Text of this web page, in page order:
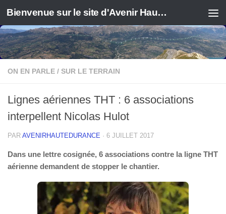
Bienvenue sur le site d'Avenir Haute Durance
ON EN PARLE / SUR LE TERRAIN
Lignes aériennes THT : 6 associations
interpellent Nicolas Hulot
PAR AVENIRHAUTEDURANCE · 6 JUILLET 2017
Dans une lettre cosignée, 6 associations contre la ligne THT
aérienne demandent de stopper le chantier.